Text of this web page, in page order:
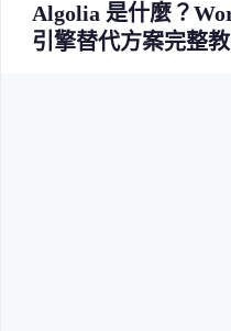
Algolia 是什麼？
引擎替代方案完整